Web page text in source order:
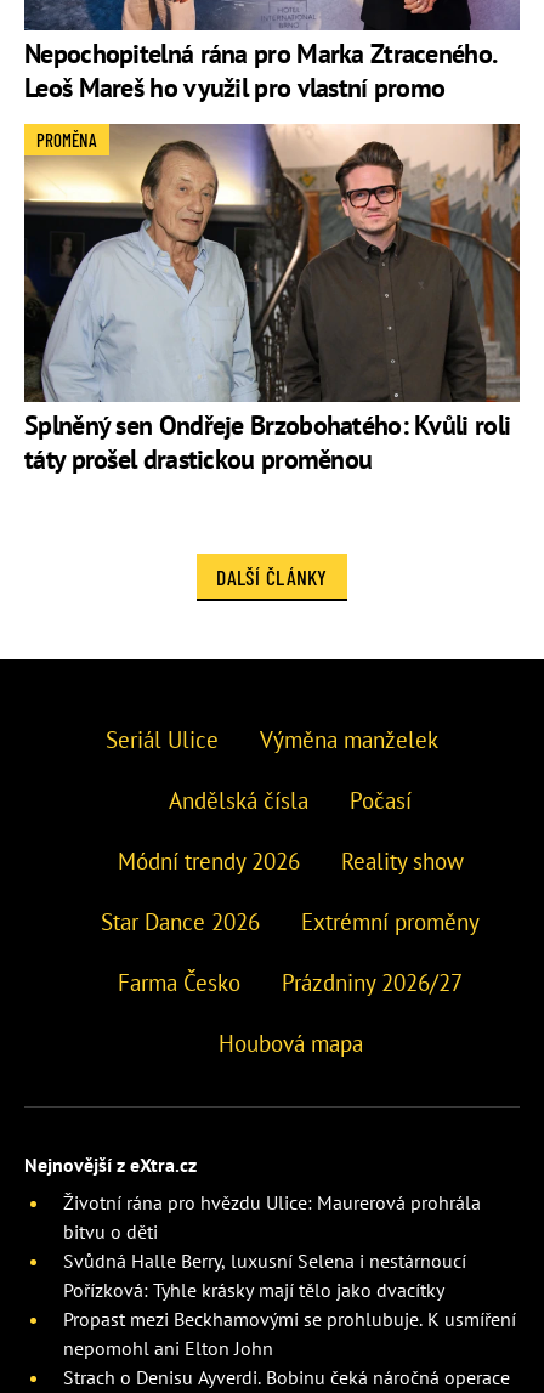
Nepochopitelná rána pro Marka Ztraceného.
Leoš Mareš ho využil pro vlastní promo
Splněný sen Ondřeje Brzobohatého: Kvůli roli
táty prošel drastickou proměnou
PROMĚNA
DALŠÍ ČLÁNKY
Seriál Ulice Výměna manželek
Andělská čísla Počasí
Módní trendy 2026 Reality show
Star Dance 2026 Extrémní proměny
Farma Česko Prázdniny 2026/27
Houbová mapa
Nejnovější z eXtra.cz
Životní rána pro hvězdu Ulice: Maurerová prohrála
bitvu o děti
Svůdná Halle Berry, luxusní Selena i nestárnoucí
Pořízková: Tyhle krásky mají tělo jako dvacítky
Propast mezi Beckhamovými se prohlubuje. K usmíření
nepomohl ani Elton John
Strach o Denisu Ayverdi. Bobinu čeká náročná operace